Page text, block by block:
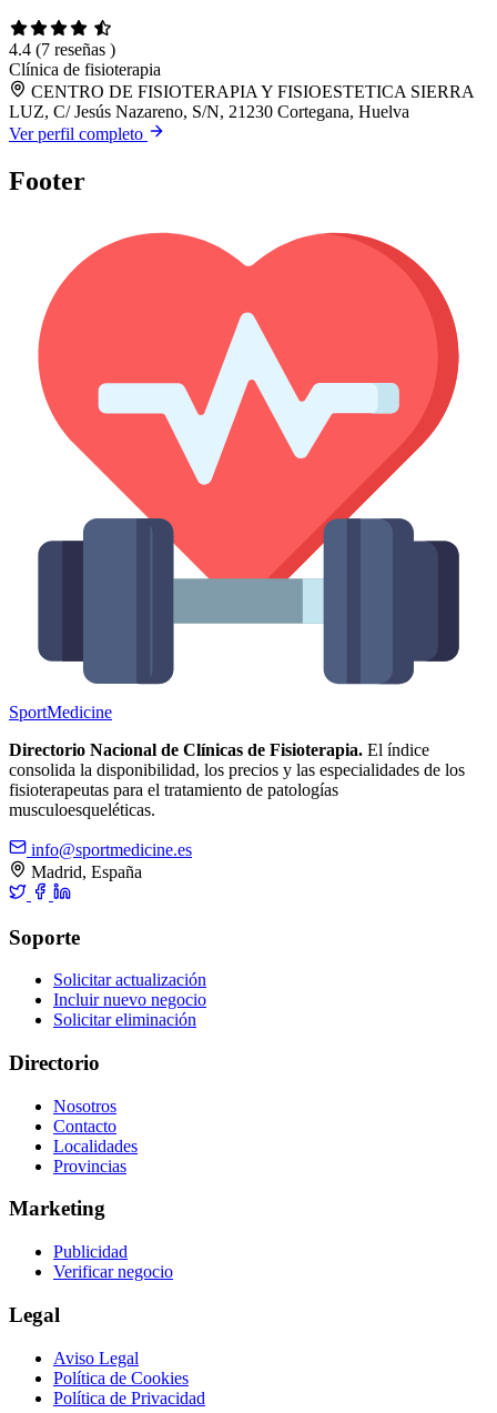
4.4 (7 reseñas )
Clínica de fisioterapia
CENTRO DE FISIOTERAPIA Y FISIOESTETICA SIERRA
LUZ, C/ Jesús Nazareno, S/N, 21230 Cortegana, Huelva
Ver perfil completo
Footer
SportMedicine
Directorio Nacional de Clínicas de Fisioterapia. El índice
consolida la disponibilidad, los precios y las especialidades de los
fisioterapeutas para el tratamiento de patologías
musculoesqueléticas.
info@sportmedicine.es
Madrid, España
Soporte
Solicitar actualización
Incluir nuevo negocio
Solicitar eliminación
Directorio
Nosotros
Contacto
Localidades
Provincias
Marketing
Publicidad
Verificar negocio
Legal
Aviso Legal
Política de Cookies
Política de Privacidad